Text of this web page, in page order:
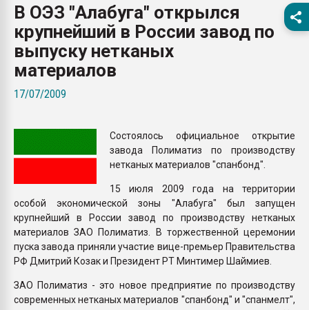
вакуумного
Продам отходы
поликарбоната и АБС-
В ОЭЗ "Алабуга" открылся
крупнейший в России завод по
выпуску нетканых
материалов
17/07/2009
Состоялось официальное открытие
завода Полиматиз по производству
нетканых материалов "спанбонд".
15 июля 2009 года на территории
особой экономической зоны "Алабуга" был запущен
крупнейший в России завод по производству нетканых
материалов ЗАО Полиматиз. В торжественной церемонии
пуска завода приняли участие вице-премьер Правительства
РФ Дмитрий Козак и Президент РТ Минтимер Шаймиев.
ЗАО Полиматиз - это новое предприятие по производству
современных нетканых материалов "спанбонд" и "спанмелт",